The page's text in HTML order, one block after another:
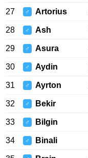
27 ♂ Artorius
28 ♂ Ash
29 ♂ Asura
30 ♂ Aydin
31 ♂ Ayrton
32 ♂ Bekir
33 ♂ Bilgin
34 ♂ Binali